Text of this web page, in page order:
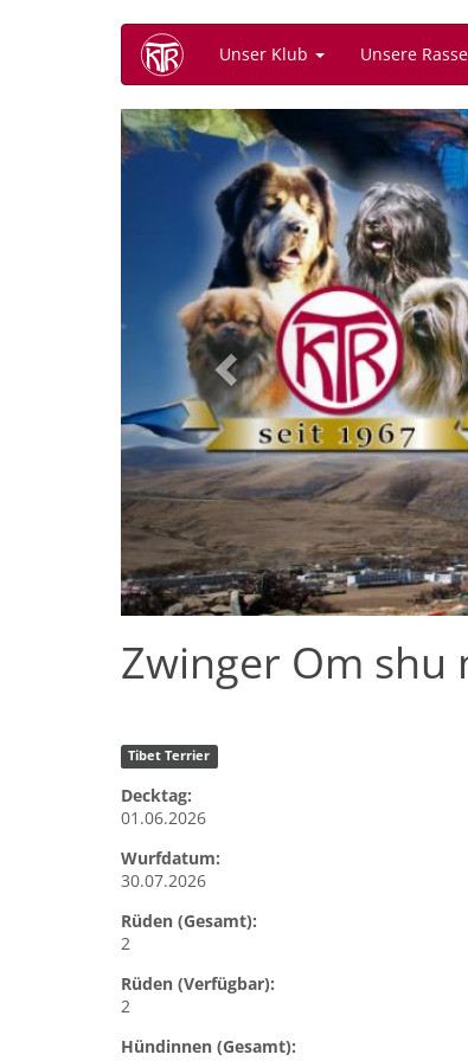
Unser Klub Unsere
Previous
Zwinger Om shu
Tibet Terrier
Decktag:
01.06.2026
Wurfdatum:
30.07.2026
Rüden (Gesamt):
2
Rüden (Verfügbar):
2
Hündinnen (Gesamt):